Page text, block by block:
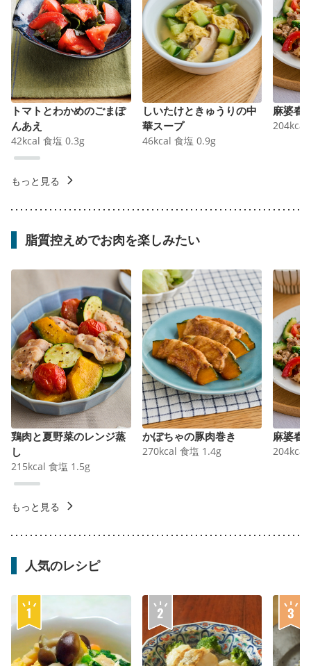
トマトとわかめのごまぽ
んあえ
42kcal 食塩 0.3g
しいたけときゅうりの中
華スープ
46kcal 食塩 0.9g
麻婆春
204kcal
もっと見る
脂質控えめでお肉を楽しみたい
鶏肉と夏野菜のレンジ蒸
し
215kcal 食塩 1.5g
かぼちゃの豚肉巻き
270kcal 食塩 1.4g
麻婆春
204kcal
もっと見る
人気のレシピ